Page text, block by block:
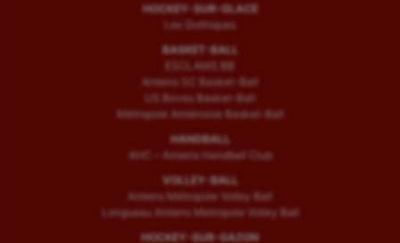
HOCKEY-SUR-GLACE
Les Gothiques
BASKET-BALL
ESCLAMS BB
Amiens SC Basket-Ball
US Boves Basket-Ball
Métropole Amiénoise Basket-Ball
HANDBALL
AHC – Amiens Handball Club
VOLLEY-BALL
Amiens Métropole Volley Ball
Longueau Amiens Metropole Volley Ball
HOCKEY-SUR-GAZON